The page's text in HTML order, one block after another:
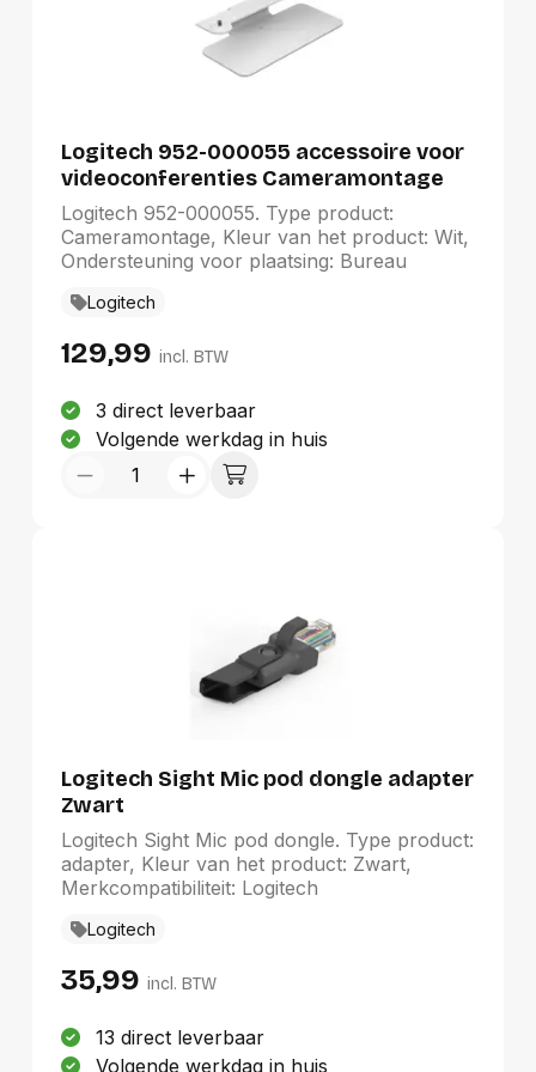
Logitech 952-000055 accessoire voor
videoconferenties Cameramontage
Wit
Logitech 952-000055. Type product:
Cameramontage, Kleur van het product: Wit,
Ondersteuning voor plaatsing: Bureau
Logitech
129,99 incl. BTW
3 direct leverbaar
Volgende werkdag in huis
Logitech Sight Mic pod dongle adapter
Zwart
Logitech Sight Mic pod dongle. Type product:
adapter, Kleur van het product: Zwart,
Merkcompatibiliteit: Logitech
Logitech
35,99 incl. BTW
13 direct leverbaar
Volgende werkdag in huis